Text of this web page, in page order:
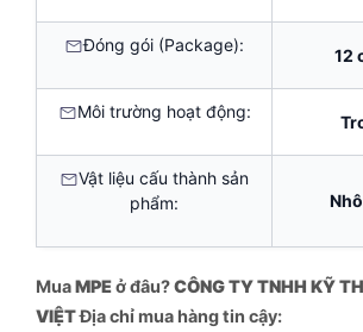
Đóng gói (Package):
12
Môi trường hoạt động:
Vật liệu cấu thành sản
phẩm:
MuaMPEở đâu?CÔNG TY TNHH KỸ
VIỆTĐịa chỉ mua hàng tin cậy: